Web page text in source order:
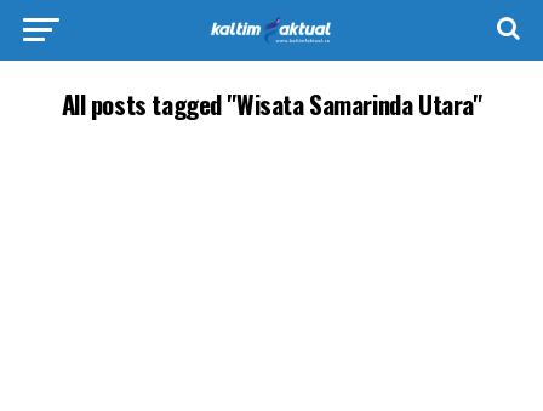
All posts tagged "Wisata Samarinda Utara"